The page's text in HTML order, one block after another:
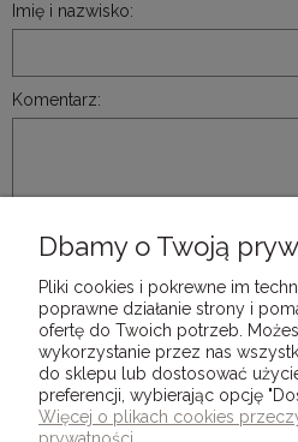
Imię i nazwisko:
Komentarz:
WYŚLIJ
DLA
Dbamy o Twoją
Pliki cookies i pokrewne im
poprawne działanie strony i
ofertę do Twoich potrzeb.
wykorzystanie przez nas
do sklepu lub dostosować
preferencji, wybierając opcję
Więcej o plikach cookies